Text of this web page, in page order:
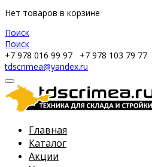
Нет товаров в корзине
Поиск
Поиск
+7 978 016 99 97
+7 978 103 79 77
tdscrimea@yandex.ru
Главная
Каталог
Акции